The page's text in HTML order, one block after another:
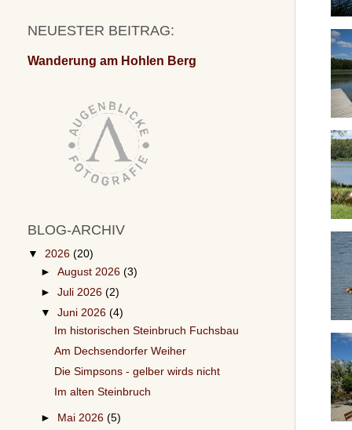
NEUESTER BEITRAG:
Wanderung am Hohlen Berg
BLOG-ARCHIV
▼ 2026 (20)
►August 2026(3)
►Juli 2026(2)
▼Juni 2026(4)
Im historischen Steinbruch Fuchsbau
Am Dechsendorfer Weiher
Die Simpsons - gelber wirds nicht
Im alten Steinbruch
► Mai 2026(5)